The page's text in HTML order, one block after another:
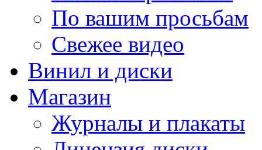
По вашим просьбам
Свежее видео
Винил и диски
Магазин
Журналы и плакаты